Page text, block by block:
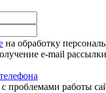
на обработку
e-mail рассылки
с проблемами работы